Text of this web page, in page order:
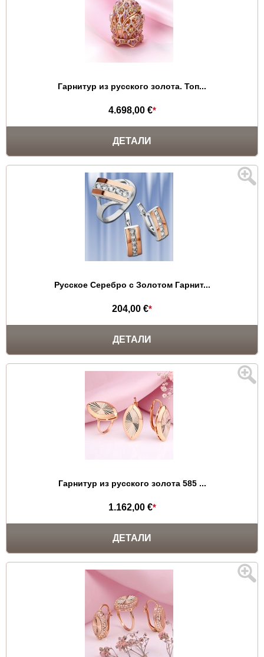
Гарнитур из русского золота. Топ...
4.698,00 €*
ДЕТАЛИ
Русское Серебро с Золотом Гарнит...
204,00 €*
ДЕТАЛИ
Гарнитур из русского золота 585 ...
1.162,00 €*
ДЕТАЛИ